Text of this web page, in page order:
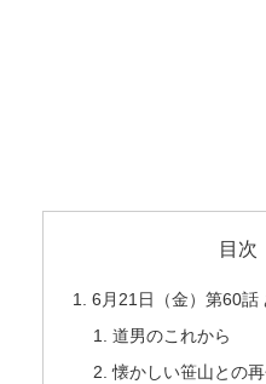
目次
6月21日（金）第60話
道男のこれから
懐かしい笹山との